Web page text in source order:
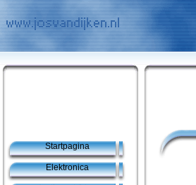
Startpagina
Elektronica